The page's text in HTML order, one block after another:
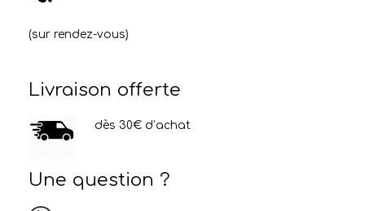
(sur rendez-vous)
Livraison offerte
dès 30€ d’achat
Une question ?